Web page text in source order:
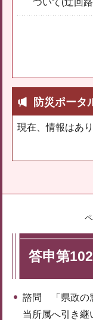
ついて(迂回
防災ポータ
現在、情報はあり
答申第
諮問 「県政の
当所属へ引き継